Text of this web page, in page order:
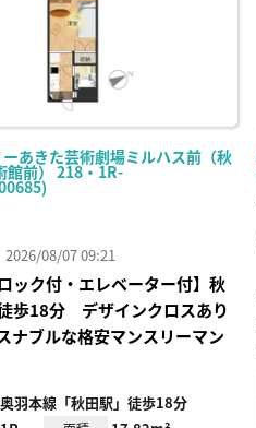
あきた芸術劇場ミルハス前（秋
館前） 218・1R-
2026/08/07 09:21
ック付・エレベーター付】秋
歩18分 デザインクロスあり
ブルな格安マンスリーマン
奥羽本線「秋田駅」徒歩18分